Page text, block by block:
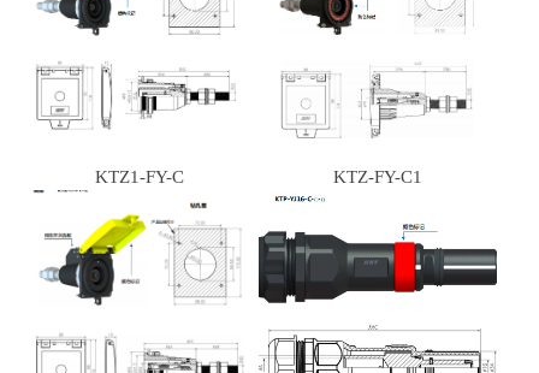
KTZ1-FY-C KTZ-FY-C1